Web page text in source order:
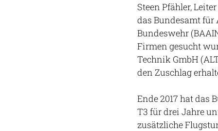
Steen Pfähler,
das Bundesamt
Bundeswehr
Firmen gesucht
Technik GmbH
den Zuschlag
Ende 2017 hat das
T3 für drei Jahre
zusätzliche